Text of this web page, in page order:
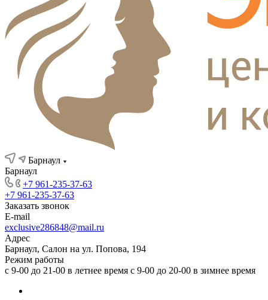
Барнаул
Барнаул
+7 961-235-37-63
+7 961-235-37-63
Заказать звонок
E-mail
exclusive286848@mail.ru
Адрес
Барнаул, Салон на ул. Попова, 194
Режим работы
с 9-00 до 21-00 в летнее время с 9-00 до 20-00 в зимнее время